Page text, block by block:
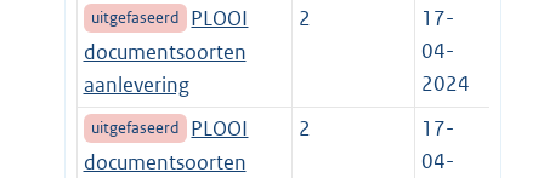
uitgefaseerd
PLOOI
documentsoorten
aanlevering
2
17-
04-
2024
uitgefaseerd
PLOOI
documentsoorten
2
17-
04-